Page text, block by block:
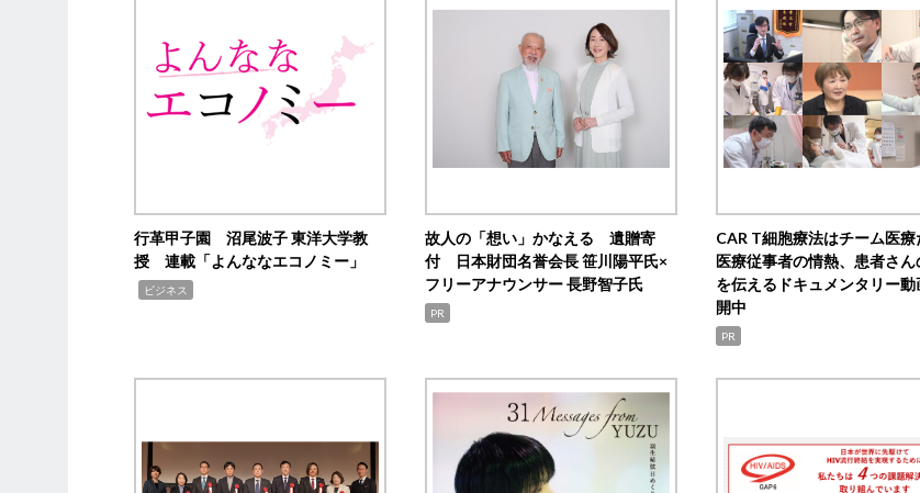
行革甲子園 沼尾波子 東洋大学教
授 連載「よんななエコノミー」
ビジネス
故人の「想い」かなえる 遺贈寄
付 日本財団名誉会長 笹川陽平氏×
フリーアナウンサー 長野智子氏
PR
CAR T細胞療法はチーム医
医療従事者の情熱、患者さん
を伝えるドキュメンタリー動
開中
PR